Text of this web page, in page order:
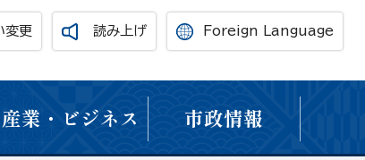
変更 読み上げ Foreign Language
産業・ビジネス 市政情報